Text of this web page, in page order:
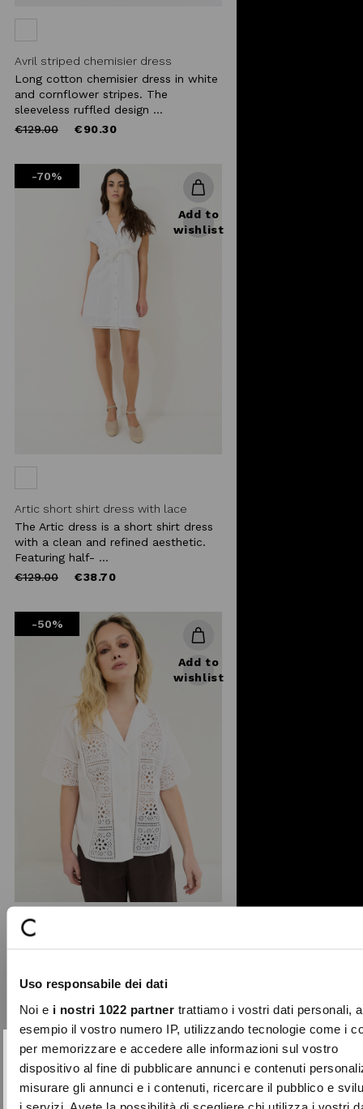
Uso responsabile dei dati
Noi e i nostri 1022 partnertrattiamo i vostri dati personali,
esempio il vostro numero IP, utilizzando tecnologie come i
per memorizzare e accedere alle informazioni sul vostro
dispositivo al fine di pubblicare annunci e contenuti
misurare gli annunci e i contenuti, ricercare il pubblico e
i servizi. Avete la possibilità di scegliere chi utilizza i vostri
Avril striped chemisier dress
Long cotton chemisier dress in white
and cornflower stripes. The
sleeveless ruffled design ...
Price
€129.00to €90.30
-70%
Add to
wishlist
Artic short shirt dress with lace
The Artic dress is a short shirt dress
with a clean and refined aesthetic.
Featuring half- ...
Price
€129.00to €38.70
-50%
Add to
wishlist
sleeved shirt stands out for the
openwork embroidery ...
reduced
from
€109.00to €54.50
-50%
Close
SUBSCRIBE TO OUR
NEWSLETTER